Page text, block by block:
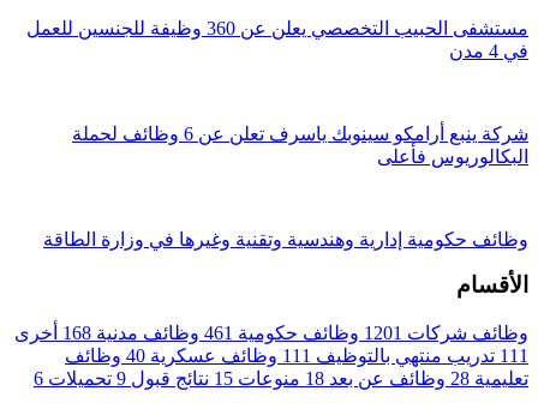
مستشفى الحبيب التخصصي يعلن عن 360 وظيفة للجنسين للعمل
في 4 مدن
شركة ينبع أرامكو سينوبك ياسرف تعلن عن 6 وظائف لحملة
البكالوريوس فأعلى
وظائف حكومية إدارية وهندسية وتقنية وغيرها في وزارة الطاقة
الأقسام
وظائف شركات 1201 وظائف حكومية 461 وظائف مدنية 168 أخرى
111 تدريب منتهي بالتوظيف 111 وظائف عسكرية 40 وظائف
تعليمية 28 وظائف عن بعد 18 منوعات 15 نتائج قبول 9 تحميلات 6